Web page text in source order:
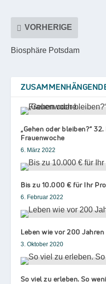
VORHERIGE
Biosphäre Potsdam
„Gehen oder bleiben?“
Frauenwoche
6. März 2022
Bis zu 10.000 € für Ihr
6. Februar 2022
Leben wie vor 200 Jahren
3. Oktober 2020
So viel zu erleben. So